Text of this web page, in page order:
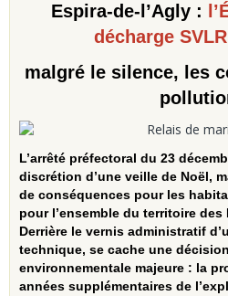
Espira-de-l’Agly :
décharge
malgré le silence, les
L’arrêté préfectoral du 23
discrétion d’une veille de Noël,
de conséquences pour les
pour l’ensemble du territoire des
Derrière le vernis administratif
technique, se cache une
environnementale majeure : la
années supplémentaires de